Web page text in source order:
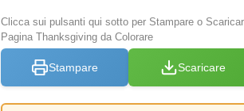
Clicca sui pulsanti qui sotto per Stampare o
Pagina Thanksgiving da Colorare
Stampare Scaricare